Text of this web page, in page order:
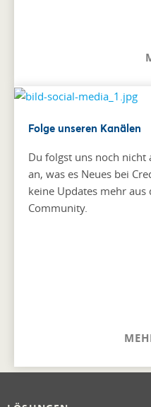
Folge unseren Kanälen
Du folgst uns noch nicht
an, was es Neues bei
keine Updates mehr
Community.